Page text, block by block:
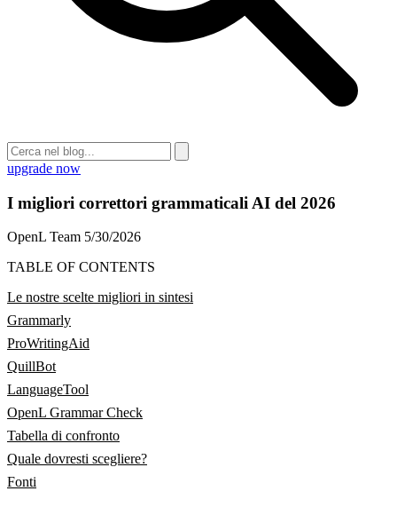
upgrade now
I migliori correttori grammaticali AI del 2026
OpenL Team 5/30/2026
TABLE OF CONTENTS
Le nostre scelte migliori in sintesi
Grammarly
ProWritingAid
QuillBot
LanguageTool
OpenL Grammar Check
Tabella di confronto
Quale dovresti scegliere?
Fonti